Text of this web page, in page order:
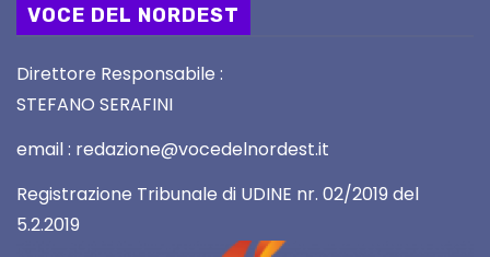
VOCE DEL NORDEST
Direttore Responsabile :
STEFANO SERAFINI
email : redazione@vocedelnordest.it
Registrazione Tribunale di UDINE nr. 02/2019 del
5.2.2019